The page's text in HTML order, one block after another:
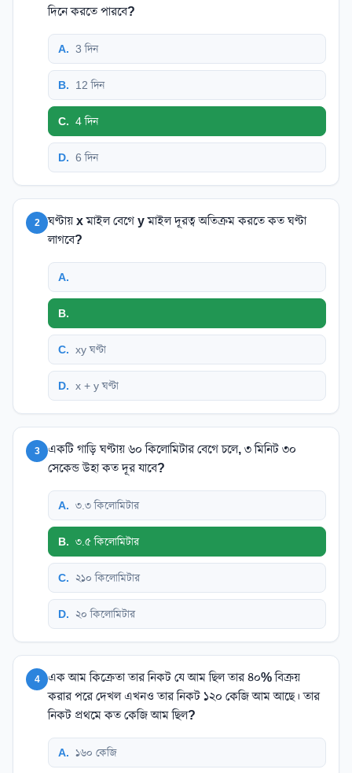
দিনে করতে পারবে?
A. 3 দিন
B. 12 দিন
C. 4 দিন
D. 6 দিন
2
ঘণ্টায় x মাইল বেগে y মাইল দূরত্ব অতিক্রম করতে কত ঘণ্টা
লাগবে?
A.
B.
C. xy ঘণ্টা
D. x + y ঘণ্টা
3
একটি গাড়ি ঘণ্টায় ৬০ কিলোমিটার বেগে চলে, ৩ মিনিট ৩০
সেকেন্ড উহা কত দূর যাবে?
A. ৩.৩ কিলোমিটার
B. ৩.৫ কিলোমিটার
C. ২১০ কিলোমিটার
D. ২০ কিলোমিটার
4
এক আম কিক্রেতা তার নিকট যে আম ছিল তার ৪০% বিক্রয়
করার পরে দেখল এখনও তার নিকট ১২০ কেজি আম আছে। তার
নিকট প্রথমে কত কেজি আম ছিল?
A. ১৬০ কেজি